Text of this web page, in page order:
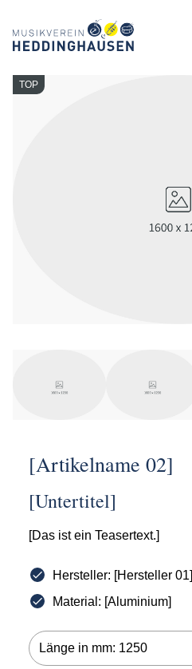
TOP
[Artikelname 02]
[Untertitel]
[Das ist ein Teasertext.]
Hersteller: [Hersteller 01]
Material: [Aluminium]
Länge in mm: 1250